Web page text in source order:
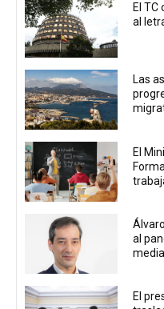
El TC
al
Las
El
al
El